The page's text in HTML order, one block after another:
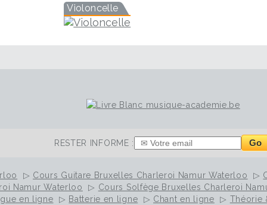
Violoncelle
RESTER INFORME : Go
▷ Cours Guitare Bruxelles Charleroi Namur Waterloo ▷
Namur Waterloo ▷ Cours Solfège Bruxelles Charleroi
en ligne ▷ Batterie en ligne ▷ Chant en ligne ▷ Théorie